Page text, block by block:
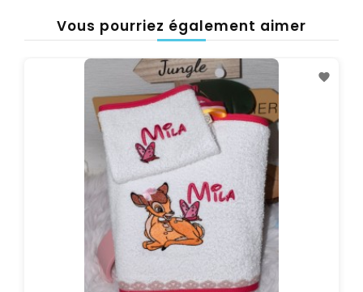
Vous pourriez également aimer